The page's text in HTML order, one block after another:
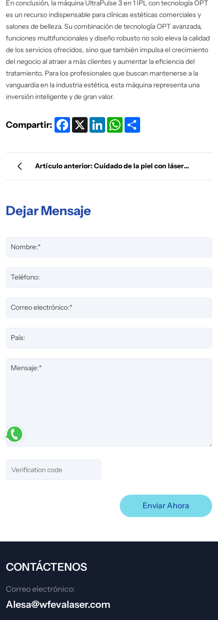
En conclusión, la máquina UltraPulse 3 en 1 IPL con tecnología OPT
es un recurso indispensable para clínicas estéticas comerciales y
salones de belleza. Su combinación de tecnología OPT avanzada,
funciones multifuncionales y diseño robusto no solo eleva la calidad
de los servicios ofrecidos, sino que también impulsa el crecimiento
del negocio al atraer a más clientes y aumentar la eficiencia del
tratamiento. Para los profesionales que buscan mantenerse a la
vanguardia en la industria estética, esta máquina representa una
inversión inteligente y de gran valor.
Compartir: Facebook
X LinkedInWhatsApp
Artículo anterior: Cuidado de la piel con láser
Dejar Mensaje
Nombre:*
Teléfono:
Correo electrónico:*
País:
Mensaje:*
Enviar Ahora
CONTÁCTENOS
Correo electrónico:
Alesa@wfevalaser.com